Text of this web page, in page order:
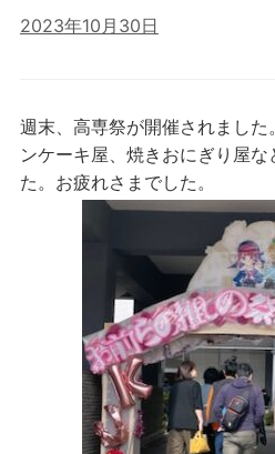
2023年10月30日
週末、高専祭が開催されまし
ンケーキ屋、焼きおにぎり屋
た。お疲れさまでした。